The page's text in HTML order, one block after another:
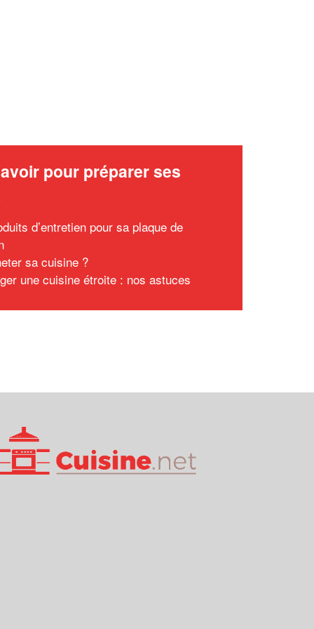
pour préparer ses
d’entretien pour sa plaque de
sa cuisine ?
une cuisine étroite : nos astuces